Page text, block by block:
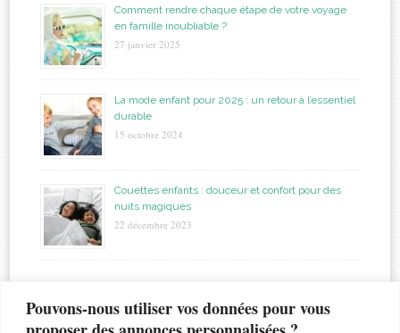
Pouvons-nous utiliser vos données pour vous
Comment rendre chaque étape de votre voyage
en famille inoubliable ?
27 janvier 2025
La mode enfant pour 2025 : un retour à l’essentiel
durable
15 octobre 2024
Couettes enfants : douceur et confort pour des
nuits magiques
22 décembre 2023